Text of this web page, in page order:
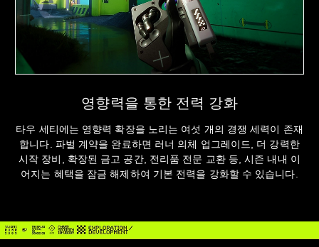
영향력을 통한 전력 강화
타우 세티에는 영향력 확장을 노리는 여섯 개의 경쟁 세력이 존재
합니다. 파벌 계약을 완료하면 러너 의체 업그레이드, 더 강력한
시작 장비, 확장된 금고 공간, 전리품 전문 교환 등, 시즌 내내 이
어지는 혜택을 잠금 해제하여 기본 전력을 강화할 수 있습니다.